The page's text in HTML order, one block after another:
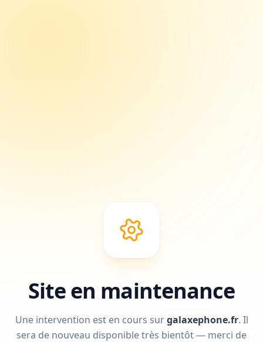
Site en maintenance
Une intervention est en cours surgalaxephone.fr. Il
sera de nouveau disponible très bientôt — merci de